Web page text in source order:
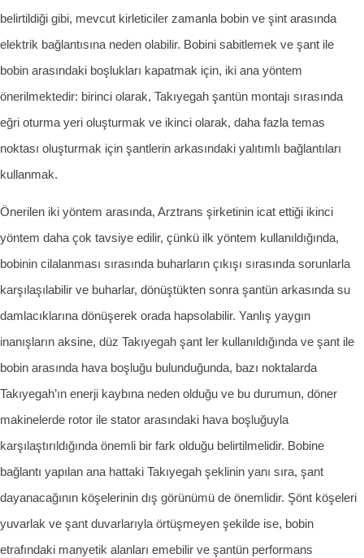
belirtildiği gibi, mevcut kirleticiler zamanla bobin ve şint arasında
elektrik bağlantısına neden olabilir. Bobini sabitlemek ve şant ile
bobin arasındaki boşlukları kapatmak için, iki ana yöntem
önerilmektedir: birinci olarak, Takıyegah şantün montajı sırasında
eğri oturma yeri oluşturmak ve ikinci olarak, daha fazla temas
noktası oluşturmak için şantlerin arkasındaki yalıtımlı bağlantıları
kullanmak.
Önerilen iki yöntem arasında, Arztrans şirketinin icat ettiği ikinci
yöntem daha çok tavsiye edilir, çünkü ilk yöntem kullanıldığında,
bobinin cilalanması sırasında buharların çıkışı sırasında sorunlarla
karşılaşılabilir ve buharlar, dönüştükten sonra şantün arkasında su
damlacıklarına dönüşerek orada hapsolabilir. Yanlış yaygın
inanışların aksine, düz Takıyegah şant ler kullanıldığında ve şant ile
bobin arasında hava boşluğu bulunduğunda, bazı noktalarda
Takıyegah’ın enerji kaybına neden olduğu ve bu durumun, döner
makinelerde rotor ile stator arasındaki hava boşluğuyla
karşılaştırıldığında önemli bir fark olduğu belirtilmelidir. Bobine
bağlantı yapılan ana hattaki Takıyegah şeklinin yanı sıra, şant
dayanacağının köşelerinin dış görünümü de önemlidir. Şönt köşeleri
yuvarlak ve şant duvarlarıyla örtüşmeyen şekilde ise, bobin
etrafındaki manyetik alanları emebilir ve şantün performans